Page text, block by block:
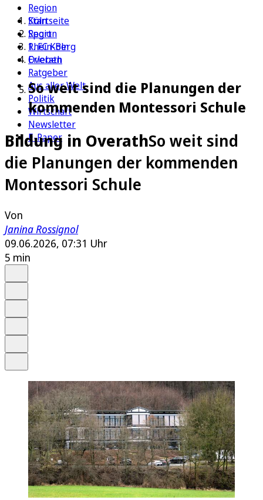
Region
Köln
Sport
1. FC Köln
Erleben
Ratgeber
Aus aller Welt
Politik
Wirtschaft
Newsletter
E-Paper
Startseite
Region
Rhein-Berg
Overath
So weit sind die Planungen der
kommenden Montessori Schule
Bildung in OverathSo weit sind
die Planungen der kommenden
Montessori Schule
Von
Janina Rossignol
09.06.2026, 07:31 Uhr
5 min